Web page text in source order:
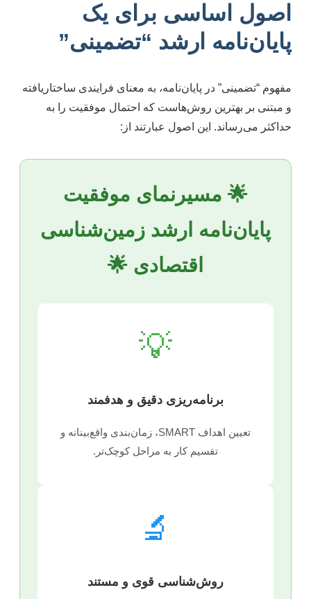
اصول اساسی برای یک
پایان‌نامه ارشد “تضمینی”
مفهوم “تضمینی” در پایان‌نامه، به معنای فرایندی ساختاریافته
و مبتنی بر بهترین روش‌هاست که احتمال موفقیت را به
حداکثر می‌رساند. این اصول عبارتند از:
🌟 مسیرنمای موفقیت
پایان‌نامه ارشد زمین‌شناسی
اقتصادی 🌟
💡
برنامه‌ریزی دقیق و هدفمند
تعیین اهداف SMART، زمان‌بندی واقع‌بینانه و
تقسیم کار به مراحل کوچک‌تر.
🔬
روش‌شناسی قوی و مستند